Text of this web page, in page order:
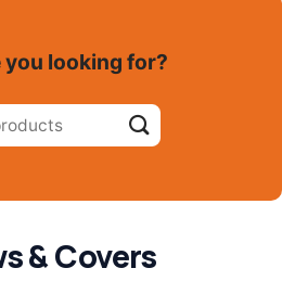
you looking for?
& Covers